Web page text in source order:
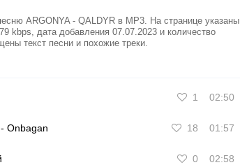
ARGONYA - QALDYR в MP3. На странице указаны
kbps, дата добавления 07.07.2023 и количество
текст песни и похожие треки.
1 02:50
- Onbagan 18 01:57
0 02:58